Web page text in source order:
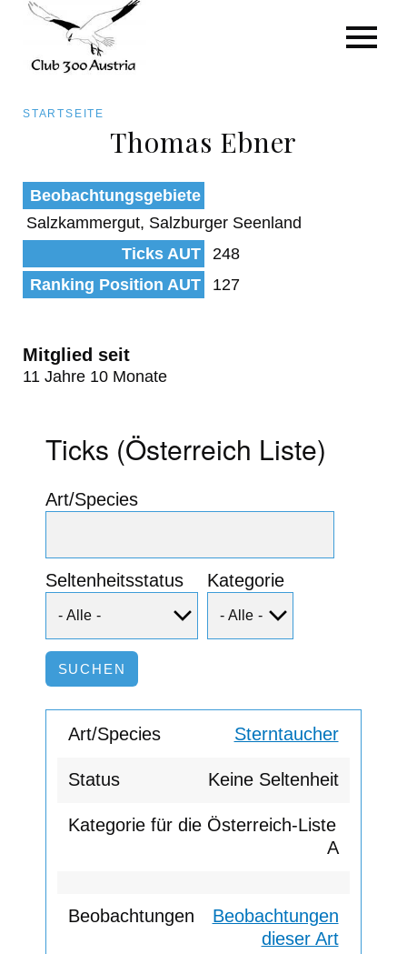
zum
Inhalt
Pfadnavigation
STARTSEITE
Thomas Ebner
Beobachtungsgebiete
Salzkammergut, Salzburger Seenland
Ticks AUT
248
Ranking Position AUT
127
Mitglied seit
11 Jahre 10 Monate
Ticks (Österreich Liste)
Art/Species
Seltenheitsstatus Kategorie
Art/Species
Status
Kategorie für die Österreich-Liste
Beobachtungen
Sterntaucher
Keine Seltenheit
A
Beobachtungen
dieser Art